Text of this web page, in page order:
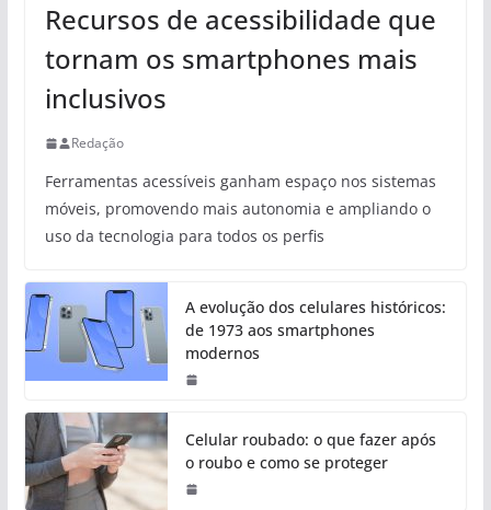
Recursos de acessibilidade que
tornam os smartphones mais
inclusivos
Redação
Ferramentas acessíveis ganham espaço nos sistemas
móveis, promovendo mais autonomia e ampliando o
uso da tecnologia para todos os perfis
A evolução dos celulares históricos:
de 1973 aos smartphones
modernos
Celular roubado: o que fazer após
o roubo e como se proteger